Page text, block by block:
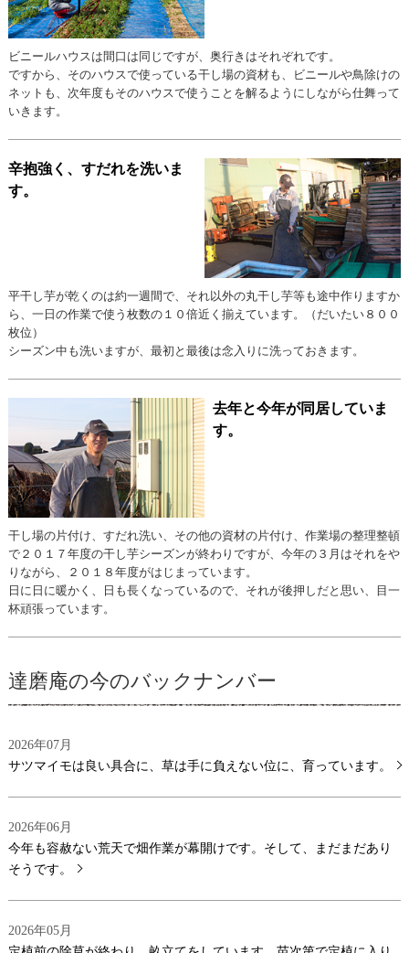
ビニールハウスは間口は同じですが、奥行きはそれぞれです。
ですから、そのハウスで使っている干し場の資材も、ビニールや鳥除けの
ネットも、次年度もそのハウスで使うことを解るようにしながら仕舞って
いきます。
辛抱強く、すだれを洗いま
す。
平干し芋が乾くのは約一週間で、それ以外の丸干し芋等も途中作りますか
ら、一日の作業で使う枚数の１０倍近く揃えています。（だいたい８００
枚位）
シーズン中も洗いますが、最初と最後は念入りに洗っておきます。
去年と今年が同居していま
す。
干し場の片付け、すだれ洗い、その他の資材の片付け、作業場の整理整頓
で２０１７年度の干し芋シーズンが終わりですが、今年の３月はそれをや
りながら、２０１８年度がはじまっています。
日に日に暖かく、日も長くなっているので、それが後押しだと思い、目一
杯頑張っています。
達磨庵の今のバックナンバー
2026年07月
サツマイモは良い具合に、草は手に負えない位に、育っています。
2026年06月
今年も容赦ない荒天で畑作業が幕開けです。そして、まだまだあり
そうです。
2026年05月